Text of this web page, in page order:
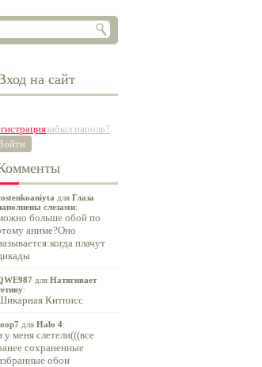
на сайт
забыл пароль?
для Глаза
слезами:
больше обой по
аниме?Оно
плачут
для Натягивает
:
Китнисс
для Halo 4:
у меня слетели(((все
сохраненные
обои